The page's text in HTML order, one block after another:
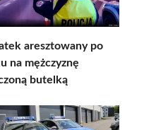
aresztowany po
na mężczyznę
butelką